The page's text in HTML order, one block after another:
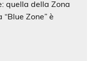
quella della Zona
Zone” è